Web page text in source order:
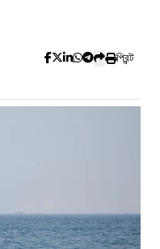
প্রিন্ট